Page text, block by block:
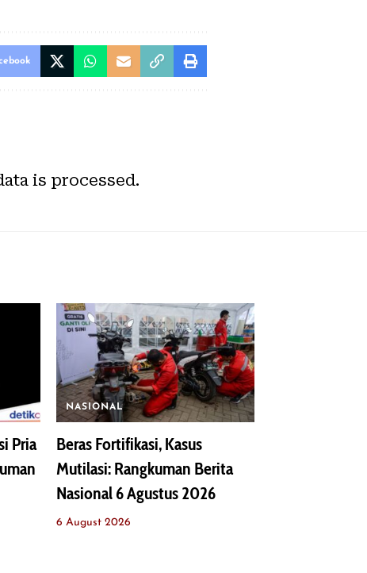
is processed.
Pria
NASIONAL
Beras Fortifikasi, Kasus
Mutilasi: Rangkuman Berita
Nasional 6 Agustus 2026
6 August 2026